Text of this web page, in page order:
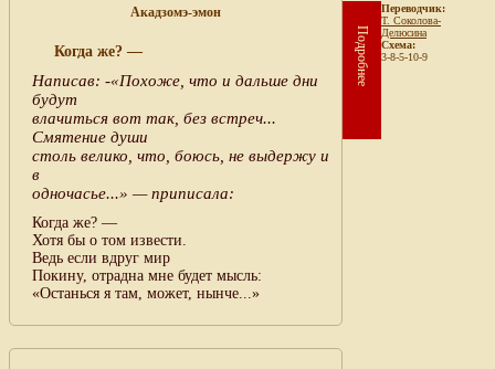
Акадзомэ-эмон
Когда же? —
Написав: -«Похоже, что и дальше дни
будут
влачиться вот так, без встреч...
Смятение души
столь велико, что, боюсь, не выдержу и
в
одночасье...» — приписала:
Когда же? —
Хотя бы о том извести.
Ведь если вдруг мир
Покину, отрадна мне будет мысль:
«Останься я там, может, нынче...»
Подробнее
Переводчик:
Т. Соколова-
Делюсина
Схема:
3-8-5-10-9